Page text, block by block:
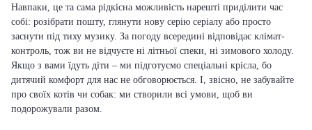
Навпаки, це та сама рідкісна можливість нарешті приділити час
собі: розібрати пошту, глянути нову серію серіалу або просто
заснути під тиху музику. За погоду всередині відповідає клімат-
контроль, тож ви не відчуєте ні літньої спеки, ні зимового холоду.
Якщо з вами їдуть діти – ми підготуємо спеціальні крісла, бо
дитячий комфорт для нас не обговорюється. І, звісно, не забувайте
про своїх котів чи собак: ми створили всі умови, щоб ви
подорожували разом.